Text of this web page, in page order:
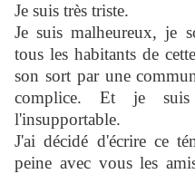
Je suis très triste.
Je suis malheureux, je
tous les habitants de
son sort par une
complice. Et je
l'insupportable.
J'ai décidé d'écrire ce
peine avec vous les